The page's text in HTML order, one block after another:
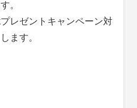
。
レゼントキャンペーン対
ます。